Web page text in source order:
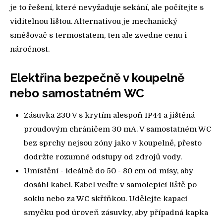
je to řešení, které nevyžaduje sekání, ale počítejte s
viditelnou lištou. Alternativou je mechanický
směšovač s termostatem, ten ale zvedne cenu i
náročnost.
Elektřina bezpečně v koupelně
nebo samostatném WC
Zásuvka 230 V s krytím alespoň IP44 a jištěná
proudovým chráničem 30 mA. V samostatném WC
bez sprchy nejsou zóny jako v koupelně, přesto
dodržte rozumné odstupy od zdrojů vody.
Umístění - ideálně do 50 - 80 cm od mísy, aby
dosáhl kabel. Kabel veďte v samolepicí liště po
soklu nebo za WC skříňkou. Udělejte kapací
smyčku pod úroveň zásuvky, aby případná kapka